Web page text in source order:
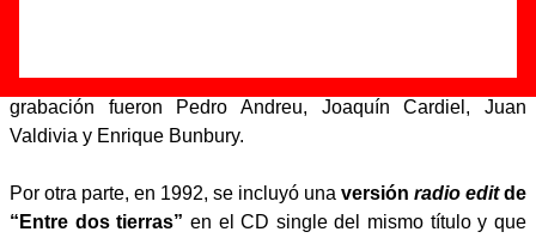
de Phil Manzanera. Los músicos que participaron en la
grabación fueron Pedro Andreu, Joaquín Cardiel, Juan
Valdivia y Enrique Bunbury.
Por otra parte, en 1992, se incluyó una versión radio editde
“Entre dos tierras” en el CD single del mismo título y que